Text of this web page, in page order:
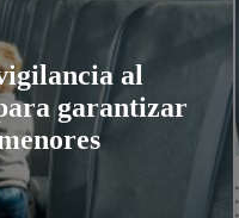
al
garantizar